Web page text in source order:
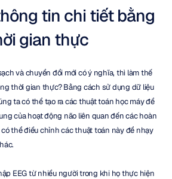
tin chi tiết bằng
gian thực
và chuyển đổi mới có ý nghĩa, thì làm thế
thời gian thực? Bằng cách sử dụng dữ liệu
ta có thể tạo ra các thuật toán học máy để
của hoạt động não liên quan đến các hoàn
thể điều chỉnh các thuật toán này để nhạy
EEG từ nhiều người trong khi họ thực hiện